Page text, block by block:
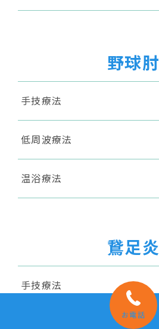
お電話
野球肘
手技療法
低周波療法
温浴療法
鵞足炎
手技療法